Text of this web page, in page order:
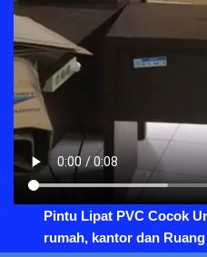
Pintu Lipat PVC Cocok
rumah, kantor dan